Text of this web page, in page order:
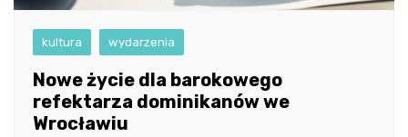
kultura wydarzenia
Nowe życie dla barokowego
refektarza dominikanów we
Wrocławiu